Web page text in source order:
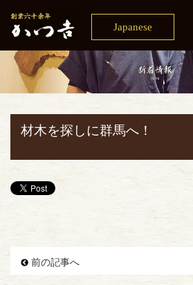
Japanese
材木を探しに群馬へ！
前の記事へ